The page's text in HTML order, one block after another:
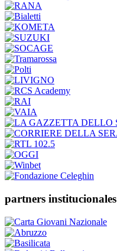
partners institucionales